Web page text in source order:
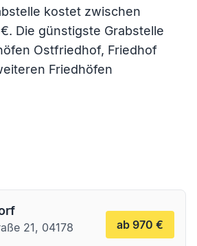
kostet zwischen
Die günstigste Grabstelle
Ostfriedhof, Friedhof
Friedhöfen
21, 04178
ab 970 €